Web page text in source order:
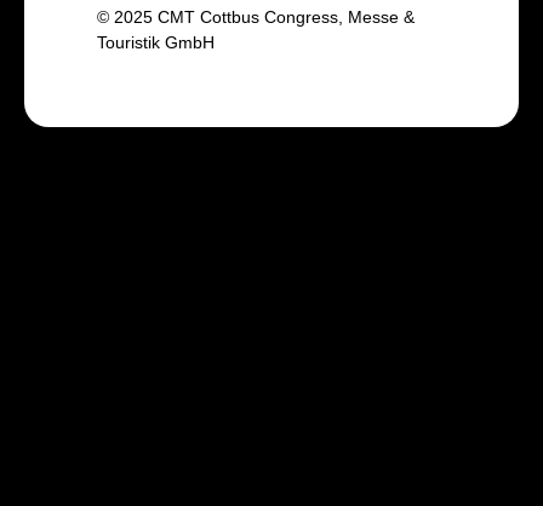
© 2025 CMT Cottbus Congress, Messe &
Touristik GmbH